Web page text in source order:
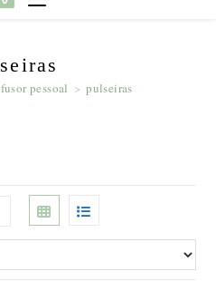
pessoal > pulseiras